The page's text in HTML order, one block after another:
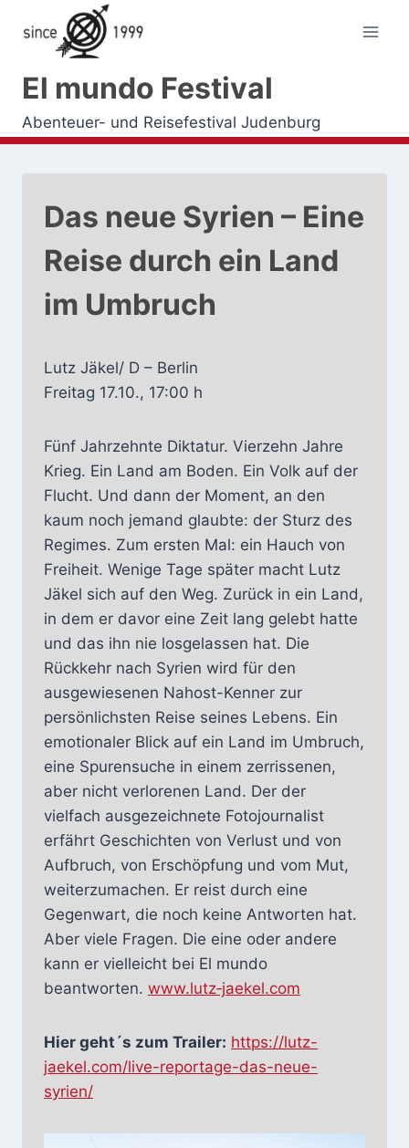
Inhalt
springen
El mundo Festival
Abenteuer- und Reisefestival Judenburg
Das neue Syrien – Eine
Reise durch ein Land
im Umbruch
Lutz Jäkel/ D – Berlin
Freitag 17.10., 17:00 h
Fünf Jahrzehnte Diktatur. Vierzehn Jahre
Krieg. Ein Land am Boden. Ein Volk auf der
Flucht. Und dann der Moment, an den
kaum noch jemand glaubte: der Sturz des
Regimes. Zum ersten Mal: ein Hauch von
Freiheit. Wenige Tage später macht Lutz
Jäkel sich auf den Weg. Zurück in ein Land,
in dem er davor eine Zeit lang gelebt hatte
und das ihn nie losgelassen hat. Die
Rückkehr nach Syrien wird für den
ausgewiesenen Nahost-Kenner zur
persönlichsten Reise seines Lebens. Ein
emotionaler Blick auf ein Land im Umbruch,
eine Spurensuche in einem zerrissenen,
aber nicht verlorenen Land. Der der
vielfach ausgezeichnete Fotojournalist
erfährt Geschichten von Verlust und von
Aufbruch, von Erschöpfung und vom Mut,
weiterzumachen. Er reist durch eine
Gegenwart, die noch keine Antworten hat.
Aber viele Fragen. Die eine oder andere
kann er vielleicht bei El mundo
beantworten. www.lutz‐jaekel.com
Hier geht´s zum Trailer: https://lutz-
jaekel.com/live-reportage-das-neue-
syrien/